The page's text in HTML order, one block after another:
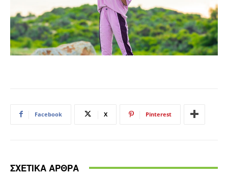
Facebook X Pinterest
ΣΧΕΤΙΚΑ ΑΡΘΡΑ